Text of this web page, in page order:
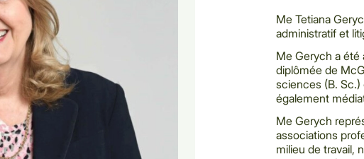
Me Tetiana
administratif et
Me Gerych a été
diplômée de
sciences (B. Sc.)
également
Me Gerych
associations
milieu de travail,